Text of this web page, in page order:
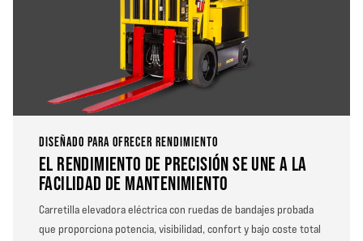
DISEÑADO PARA OFRECER RENDIMIENTO
EL RENDIMIENTO DE PRECISIÓN SE UNE A LA
FACILIDAD DE MANTENIMIENTO
Carretilla elevadora eléctrica con ruedas de bandajes probada
que proporciona potencia, visibilidad, confort y bajo coste total